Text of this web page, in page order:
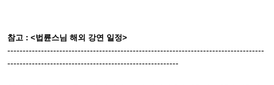
참고 : <법륜스님 해외 강연 일정>
------------------------------------------------------------------------------------
--------------------------------------------------------